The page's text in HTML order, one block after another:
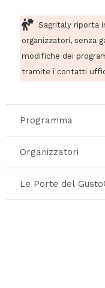
Sagritaly riporta
organizzatori, senza
modifiche dei
tramite i contatti
Programma
Organizzatori
Le Porte del